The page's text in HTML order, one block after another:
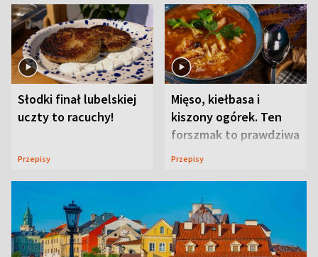
Słodki finał lubelskiej
uczty to racuchy!
Przepisy
Mięso, kiełbasa i
kiszony ogórek. Ten
forszmak to prawdziwa
uczta
Przepisy